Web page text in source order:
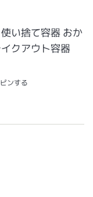
い捨て容器 おか
クアウト容器
投稿する
ピンするPinterestでピンする